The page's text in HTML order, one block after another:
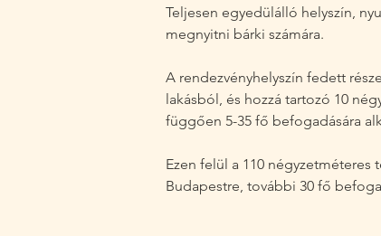
Teljesen egyedülálló helyszín,
megnyitni bárki számára.
A rendezvényhelyszín fedett
lakásból, és hozzá tartozó 10
függően 5-35 fő befogadására
Ezen felül a 110
Budapestre, további 30 fő